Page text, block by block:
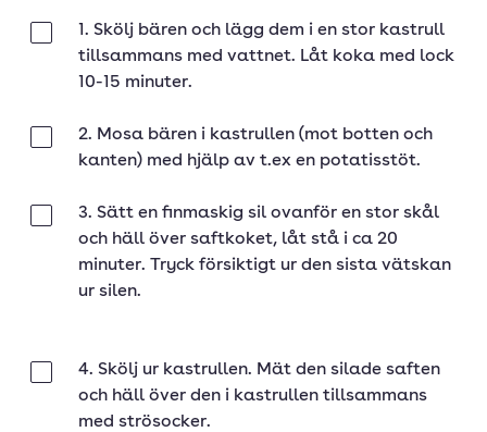
1. Skölj bären och lägg dem i en stor kastrull
tillsammans med vattnet. Låt koka med lock
10-15 minuter.
2. Mosa bären i kastrullen (mot botten och
kanten) med hjälp av t.ex en potatisstöt.
3. Sätt en finmaskig sil ovanför en stor skål
och häll över saftkoket, låt stå i ca 20
minuter. Tryck försiktigt ur den sista vätskan
ur silen.
4. Skölj ur kastrullen. Mät den silade saften
och häll över den i kastrullen tillsammans
med strösocker.